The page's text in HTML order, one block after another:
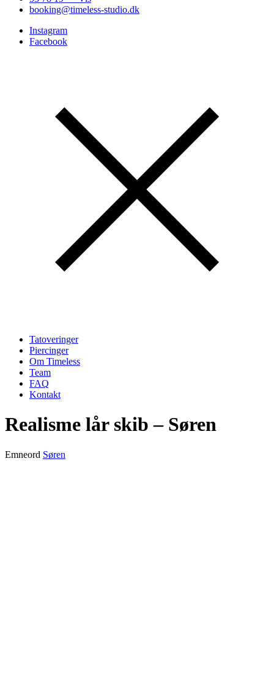
booking@timeless-studio.dk
Instagram
Facebook
Tatoveringer
Piercinger
Om Timeless
Team
FAQ
Kontakt
Realisme lår skib – Søren
Emneord Søren